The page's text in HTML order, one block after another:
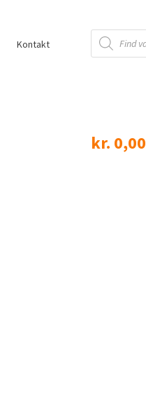
Kontakt
Products
search
kr. 0,00